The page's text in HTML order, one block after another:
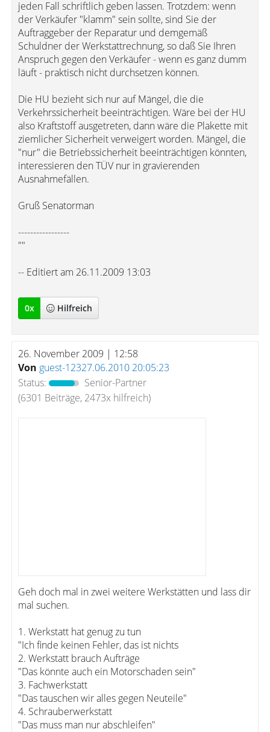
jeden Fall schriftlich geben lassen. Trotzdem: wenn
der Verkäufer "klamm" sein sollte, sind Sie der
Auftraggeber der Reparatur und demgemäß
Schuldner der Werkstattrechnung, so daß Sie Ihren
Anspruch gegen den Verkäufer - wenn es ganz dumm
läuft - praktisch nicht durchsetzen können.
Die HU bezieht sich nur auf Mängel, die die
Verkehrssicherheit beeinträchtigen. Wäre bei der HU
also Kraftstoff ausgetreten, dann wäre die Plakette mit
ziemlicher Sicherheit verweigert worden. Mängel, die
"nur" die Betriebssicherheit beeinträchtigen könnten,
interessieren den TÜV nur in gravierenden
Ausnahmefällen.
Gruß Senatorman
-----------------
""
-- Editiert am 26.11.2009 13:03
0x Hilfreich
26. November 2009 | 12:58
Von guest-12327.06.2010 20:05:23
Status:
Senior-Partner
(6301 Beiträge, 2473x hilfreich)
Geh doch mal in zwei weitere Werkstätten und lass dir
mal suchen.
1. Werkstatt hat genug zu tun
"Ich finde keinen Fehler, das ist nichts
2. Werkstatt brauch Aufträge
"Das könnte auch ein Motorschaden sein"
3. Fachwerkstatt
"Das tauschen wir alles gegen Neuteile"
4. Schrauberwerkstatt
"Das muss man nur abschleifen"